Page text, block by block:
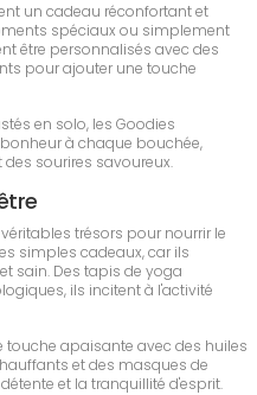
un cadeau réconfortant et
spéciaux ou simplement
être personnalisés avec des
pour ajouter une touche
en solo, les Goodies
à chaque bouchée,
sourires savoureux.
trésors pour nourrir le
simples cadeaux, car ils
sain. Des tapis de yoga
ils incitent à l'activité
apaisante avec des huiles
et des masques de
et la tranquillité d'esprit.